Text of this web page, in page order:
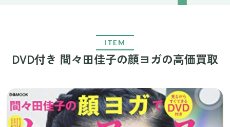
ITEM
DVD付き 間々田佳子の顔ヨガの高価買取